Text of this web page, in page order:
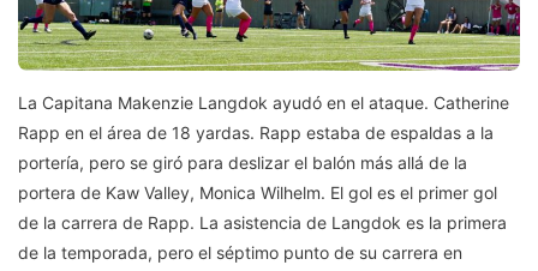
La Capitana Makenzie Langdok ayudó en el ataque. Catherine
Rapp en el área de 18 yardas. Rapp estaba de espaldas a la
portería, pero se giró para deslizar el balón más allá de la
portera de Kaw Valley, Monica Wilhelm. El gol es el primer gol
de la carrera de Rapp. La asistencia de Langdok es la primera
de la temporada, pero el séptimo punto de su carrera en